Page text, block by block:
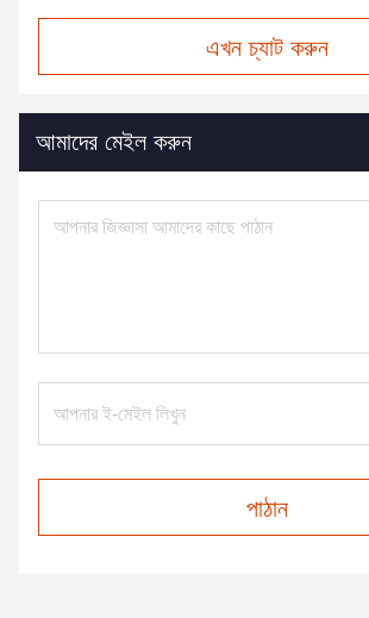
এখন চ্যাট করুন
আমাদের মেইল করুন
পাঠান